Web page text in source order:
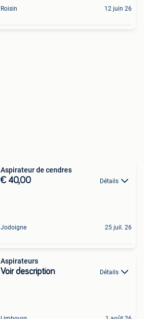
Roisin 12 juin 26
Aspirateur de cendres
€ 40,00 Détails
Jodoigne 25 juil. 26
Aspirateurs
Voir description Détails